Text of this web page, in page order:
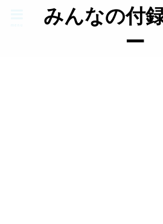
みんなの付
ー